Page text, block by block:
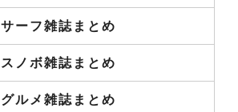
サーフ雑誌まとめ
スノボ雑誌まとめ
グルメ雑誌まとめ